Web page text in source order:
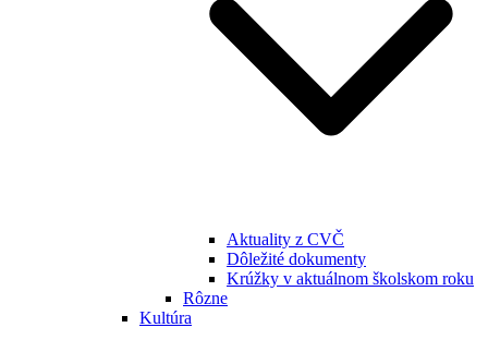
Aktuality z CVČ
Dôležité dokumenty
Krúžky v aktuálnom školskom roku
Rôzne
Kultúra